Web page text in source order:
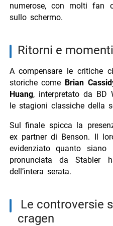
numerose, con molti fan
sullo schermo.
ritorni e
A compensare le critiche
storiche come Brian
Huang, interpretato da BD
le stagioni classiche della
Sul finale spicca la
ex partner di Benson. Il
evidenziato quanto
pronunciata da Stabler
dell’intera serata.
le controversie sulla gestione del personaggio di
cragen